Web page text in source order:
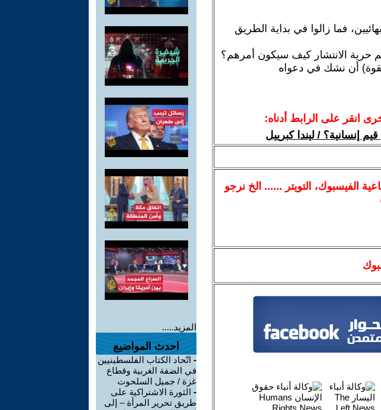
فما زالوا في بداية الطريق
حرية الانتشار كيف سيكون أمرهم؟
أن نشك في دعواه
انقر على الرابط أدناه:
إنسانية؟ / ليندا كبرييل
الفيسبوك، التويتر ...... الخ نرجو
المزيد.....
احدث المواضيع
- اتّحاد الكتاب الفلسطينيين
في الضفة الغربية وقطاع
غزة / جميل السلحوت
- الثورة الاشتراكية على
طريق تحرير المرأة – إلى